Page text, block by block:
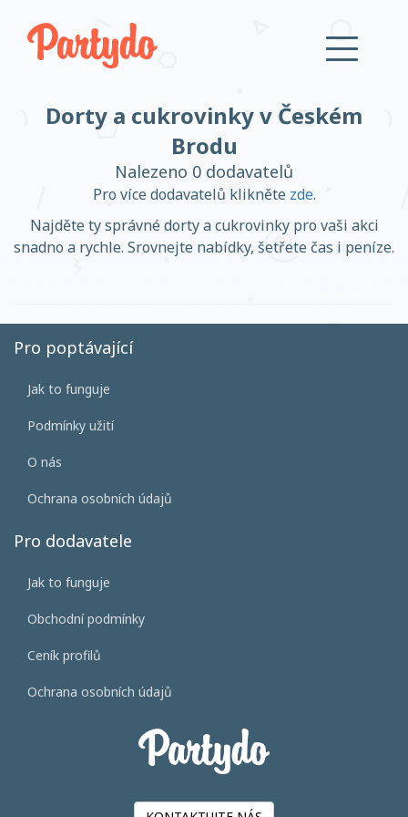
Přihlásit se
Založit účet
Dorty a cukrovinky v Českém
Brodu
Nalezeno 0 dodavatelů
Pro více dodavatelů klikněte zde.
Najděte ty správné dorty a cukrovinky pro vaši akci
snadno a rychle. Srovnejte nabídky, šetřete čas i peníze.
Pro poptávající
Jak to funguje
Podmínky užití
O nás
Ochrana osobních údajů
Pro dodavatele
Jak to funguje
Obchodní podmínky
Ceník profilů
Ochrana osobních údajů